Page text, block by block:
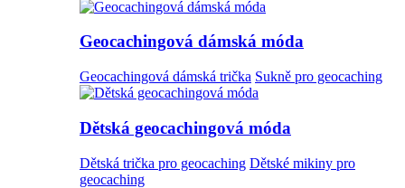
Geocachingová dámská móda
Geocachingová dámská trička Sukně pro geocaching
Dětská geocachingová móda
Dětská trička pro geocaching Dětské mikiny pro
geocaching